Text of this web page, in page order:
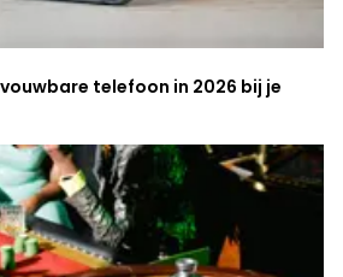
telefoon in 2026 bij je